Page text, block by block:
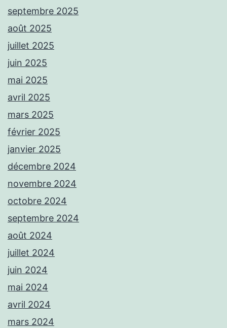
septembre 2025
août 2025
juillet 2025
juin 2025
mai 2025
avril 2025
mars 2025
février 2025
janvier 2025
décembre 2024
novembre 2024
octobre 2024
septembre 2024
août 2024
juillet 2024
juin 2024
mai 2024
avril 2024
mars 2024